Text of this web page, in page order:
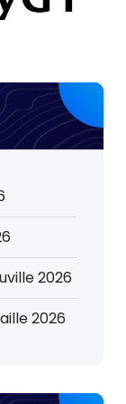
2026
2026